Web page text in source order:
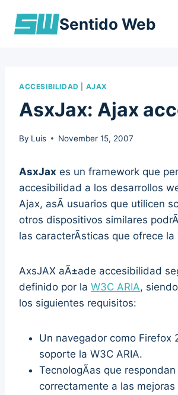
Sentido Web
ACCESIBILIDAD AJAX
AsxJax: Ajax
By Luis November 15, 2007
AsxJax es un framework que
accesibilidad a los desarrollos
Ajax, asÃ­ usuarios que utilicen
otros dispositivos similares
las caracterÃ­sticas que ofrece
AxsJAX aÃ±ade accesibilidad
definido por la W3C ARIA,
los siguientes requisitos:
Un navegador como Firefox
soporte la W3C ARIA.
TecnologÃ­as que respondan
correctamente a las mejoras